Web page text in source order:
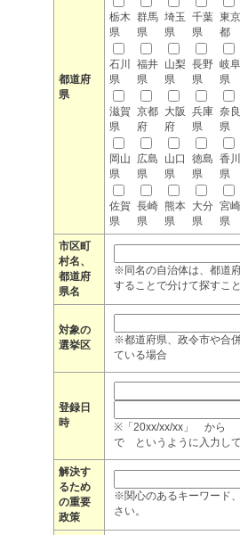
都道府
県
栃木
県
群馬
県
埼玉
県
千葉
県
東京
都
石川
県
福井
県
山梨
県
長野
県
岐阜
県
滋賀
県
京都
府
大阪
府
兵庫
県
奈良
県
岡山
県
広島
県
山口
県
徳島
県
香川
県
佐賀
県
長崎
県
熊本
県
大分
県
宮崎
県
市区町
村名、
都道府
県名
※同名の自治体は、都道
することで分けて探すこ
対象の
選挙区
※都道府県、政令市や合
ている場合
登録日
時
※「20xx/xx/xx」 から
で というように入力して
解決す
るため
の重要
政策
※関心のあるキーワード
さい。